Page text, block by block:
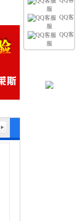
服
QQ客
服
QQ客
服